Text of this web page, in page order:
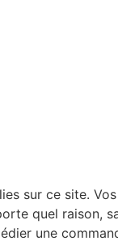
sur ce site.
quel raison,
une